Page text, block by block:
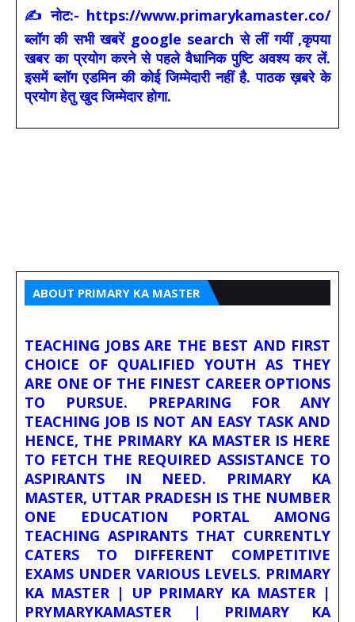
✍ नोट:- https://www.primarykamaster.co/
ब्लॉग की सभी खबरें google search से लीं गयीं ,कृपया
खबर का प्रयोग करने से पहले वैधानिक पुष्टि अवश्य कर लें.
इसमें ब्लॉग एडमिन की कोई जिम्मेदारी नहीं है. पाठक ख़बरे के
प्रयोग हेतु खुद जिम्मेदार होगा.
ABOUT PRIMARY KA MASTER
TEACHING JOBS ARE THE BEST AND FIRST
CHOICE OF QUALIFIED YOUTH AS THEY
ARE ONE OF THE FINEST CAREER OPTIONS
TO PURSUE. PREPARING FOR ANY
TEACHING JOB IS NOT AN EASY TASK AND
HENCE, THE PRIMARY KA MASTER IS HERE
TO FETCH THE REQUIRED ASSISTANCE TO
ASPIRANTS IN NEED. PRIMARY KA
MASTER, UTTAR PRADESH IS THE NUMBER
ONE EDUCATION PORTAL AMONG
TEACHING ASPIRANTS THAT CURRENTLY
CATERS TO DIFFERENT COMPETITIVE
EXAMS UNDER VARIOUS LEVELS. PRIMARY
KA MASTER | UP PRIMARY KA MASTER |
PRYMARYKAMASTER | PRIMARY KA